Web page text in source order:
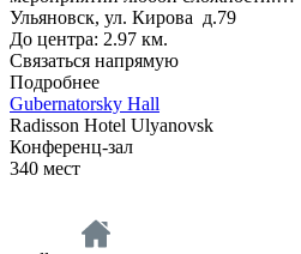
Ульяновск, ул. Кирова д.79
До центра: 2.97 км.
Связаться напрямую
Подробнее
Gubernatorsky Hall
Radisson Hotel Ulyanovsk
Конференц-зал
340 мест